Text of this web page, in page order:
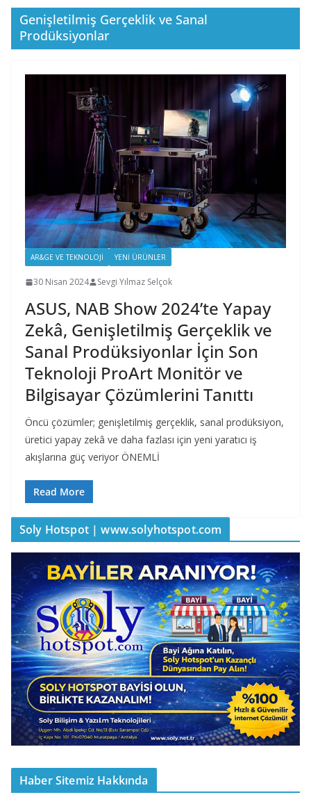
Genişletilmiş Gerçeklik ve Sanal
Prodüksiyonlar
AR&GE VE TEKNOLOJI YENI ÜRÜNLER
30 Nisan 2024 Sevgi Yılmaz Selçok
ASUS, NAB Show 2024’te Yapay
Zekâ, Genişletilmiş Gerçeklik ve
Sanal Prodüksiyonlar İçin Son
Teknoloji ProArt Monitör ve
Bilgisayar Çözümlerini Tanıttı
Öncü çözümler; genişletilmiş gerçeklik, sanal prodüksiyon,
üretici yapay zekâ ve daha fazlası için yeni yaratıcı iş
akışlarına güç veriyor ÖNEMLİ
Read More
Soly Hotspot | www.solyhotspot.com
Haber Sitemiz Hakkında